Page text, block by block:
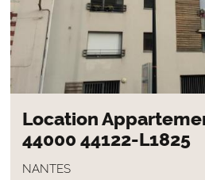
Location
44000 44122-L1825
NANTES